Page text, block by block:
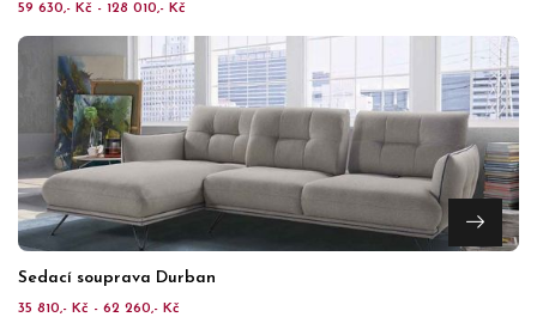
59 630,- Kč - 128 010,- Kč
Sedací souprava Durban
35 810,- Kč - 62 260,- Kč